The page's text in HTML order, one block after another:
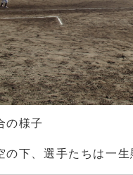
の様子
の下、選手たちは一生